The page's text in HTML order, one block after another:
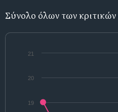
Σύνολο όλων των κριτικών
19
20
21